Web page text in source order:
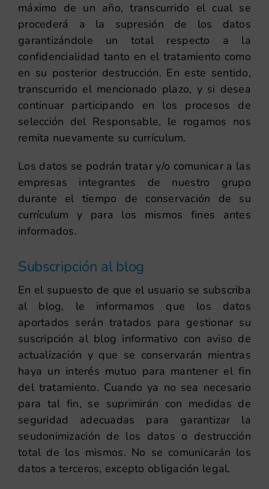
máximo de un año, transcurrido el cual se
procederá a la supresión de los datos
garantizándole un total respecto a la
confidencialidad tanto en el tratamiento como
en su posterior destrucción. En este sentido,
transcurrido el mencionado plazo, y si desea
continuar participando en los procesos de
selección del Responsable, le rogamos nos
remita nuevamente su currículum.
Los datos se podrán tratar y/o comunicar a las
empresas integrantes de nuestro grupo
durante el tiempo de conservación de su
currículum y para los mismos fines antes
informados.
Subscripción al blog
En el supuesto de que el usuario se subscriba
al blog, le informamos que los datos
aportados serán tratados para gestionar su
suscripción al blog informativo con aviso de
actualización y que se conservarán mientras
haya un interés mutuo para mantener el fin
del tratamiento. Cuando ya no sea necesario
para tal fin, se suprimirán con medidas de
seguridad adecuadas para garantizar la
seudonimización de los datos o destrucción
total de los mismos. No se comunicarán los
datos a terceros, excepto obligación legal.